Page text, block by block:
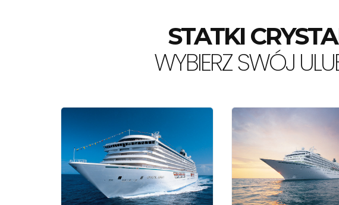
STATKI
WYBIERZ SWÓJ